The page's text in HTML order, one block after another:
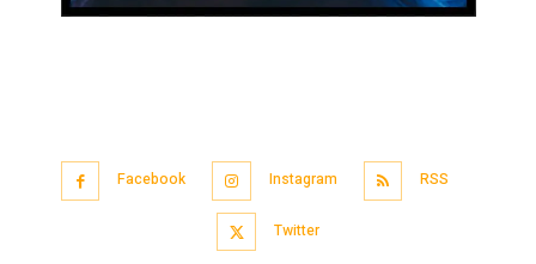
Facebook Instagram RSS
Twitter